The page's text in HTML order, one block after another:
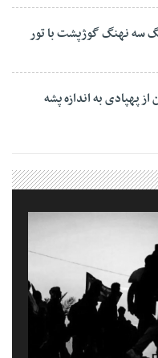
سه نهنگ گوژپشت با تور
پهپادی به اندازه پشه